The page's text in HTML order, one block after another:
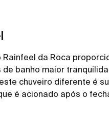
Rainfeel da Roca
de banho maior
chuveiro diferente é
é acionado após o